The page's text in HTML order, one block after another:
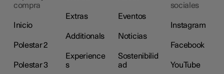
compra
Inicio
Polestar 2
Polestar 3
Extras
Additionals
Experience
s
Eventos
Noticias
Sostenibilid
ad
sociales
Instagram
Facebook
YouTube